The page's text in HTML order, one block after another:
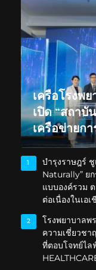
เครือโรงพ
เปิด “สถาบั
เครือข่ายก
1
บำรุงราษฎร์
Naturally” ย
แบบองค์รวม
ต่อเนื่องในเอ
2
โรงพยาบาลพ
ความเชี่ยวช
ที่ตอบโจทย์ไล